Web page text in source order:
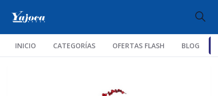
INICIO CATEGORÍAS OFERTAS FLASH BLOG